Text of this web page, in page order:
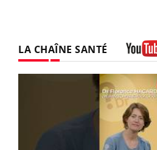
LA CHAÎNE SANTÉ